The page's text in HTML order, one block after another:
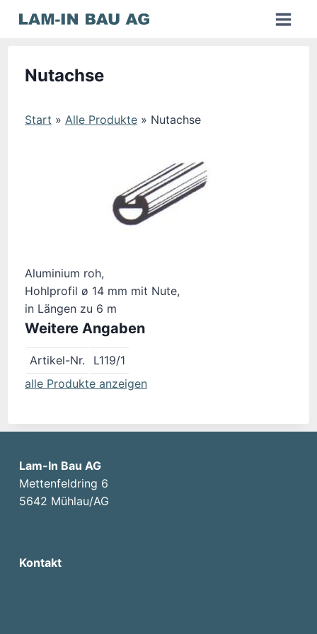
Inhalt
Nutachse
Start » Alle Produkte» Nutachse
Aluminium roh,
Hohlprofil ø 14 mm mit Nute,
in Längen zu 6 m
Weitere Angaben
Artikel-Nr.
L119/1
alle Produkte anzeigen
Lam-In Bau AG
Mettenfeldring 6
5642 Mühlau/AG
Kontakt